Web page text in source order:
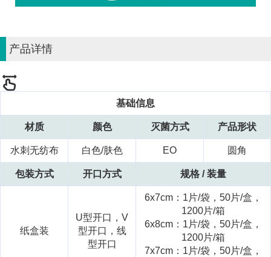
产品详情
基础信息
材质 颜色 灭菌方式 产品形状
水刺无纺布 白色/肤色 EO 圆角
包装方式 开口方式 规格 / 装量
纸盒装
U型开口，V
型开口，线
型开口
6x7cm：1片/袋，50片/盒，
1200片/箱
6x8cm：1片/袋，50片/盒，
1200片/箱
7x7cm：1片/袋，50片/盒，